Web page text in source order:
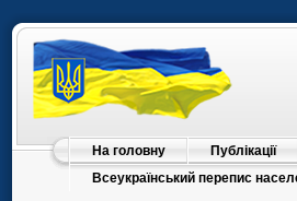
На головну Публікації
Всеукраїнський перепис